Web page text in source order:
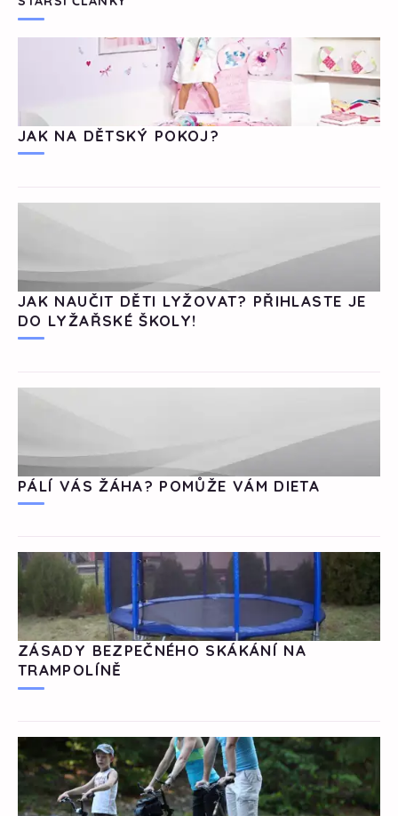
JAK NA DĚTSKÝ POKOJ?
JAK NAUČIT DĚTI LYŽOVAT? PŘIHLASTE JE
DO LYŽAŘSKÉ ŠKOLY!
PÁLÍ VÁS ŽÁHA? POMŮŽE VÁM DIETA
ZÁSADY BEZPEČNÉHO SKÁKÁNÍ NA
TRAMPOLÍNĚ